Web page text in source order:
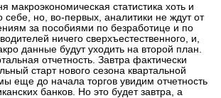
макроэкономическая статистика хоть и
себе, но, во-первых, аналитики не ждут от
за пособиями по безработице и по
ничего сверхъестественного, и,
данные будут уходить на второй план.
отчетность. Завтра фактически
старт нового сезона квартальной
еще до начала торгов увидим отчетность
банков. Но это будет завтра, а